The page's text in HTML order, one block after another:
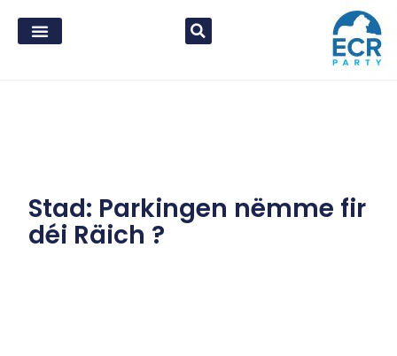
Stad: Parkingen nëmme fir
déi Räich ?